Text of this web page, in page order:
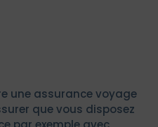
une assurance voyage
que vous disposez